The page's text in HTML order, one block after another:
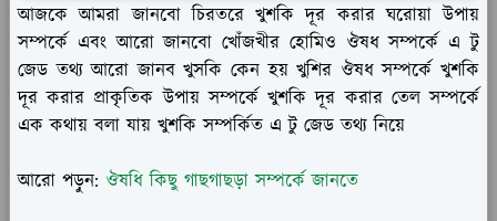
আজকে আমরা জানবো চিরতরে খুশকি দূর করার ঘরোয়া উপায়
সম্পর্কে এবং আরো জানবো খোঁজখীর হোমিও ঔষধ সম্পর্কে এ টু
জেড তথ্য আরো জানব খুসকি কেন হয় খুশির ঔষধ সম্পর্কে খুশকি
দূর করার প্রাকৃতিক উপায় সম্পর্কে খুশকি দূর করার তেল সম্পর্কে
এক কথায় বলা যায় খুশকি সম্পর্কিত এ টু জেড তথ্য নিয়ে
আরো পড়ুন: ঔষধি কিছু গাছগাছড়া সম্পর্কে জানতে